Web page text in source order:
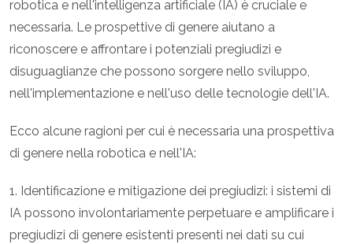
robotica e nell'intelligenza artificiale (IA) è cruciale e
necessaria. Le prospettive di genere aiutano a
riconoscere e affrontare i potenziali pregiudizi e
disuguaglianze che possono sorgere nello sviluppo,
nell'implementazione e nell'uso delle tecnologie dell'IA.
Ecco alcune ragioni per cui è necessaria una prospettiva
di genere nella robotica e nell'IA:
1. Identificazione e mitigazione dei pregiudizi: i sistemi di
IA possono involontariamente perpetuare e amplificare i
pregiudizi di genere esistenti presenti nei dati su cui